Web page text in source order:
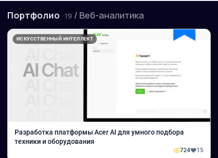
Портфолио · 19 / Веб-аналитика
ИСКУССТВЕННЫЙ ИНТЕЛЛЕКТ
Разработка платформы Acer AI для умного подбора
техники и оборудования
724 15